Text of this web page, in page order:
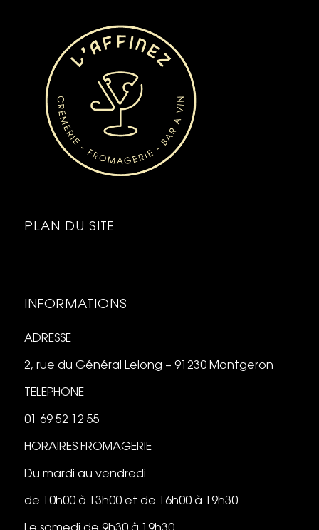
PLAN DU SITE
INFORMATIONS
ADRESSE
2, rue du Général Lelong – 91230 Montgeron
TELEPHONE
01 69 52 12 55
HORAIRES FROMAGERIE
Du mardi au vendredi
de 10h00 à 13h00 et de 16h00 à 19h30